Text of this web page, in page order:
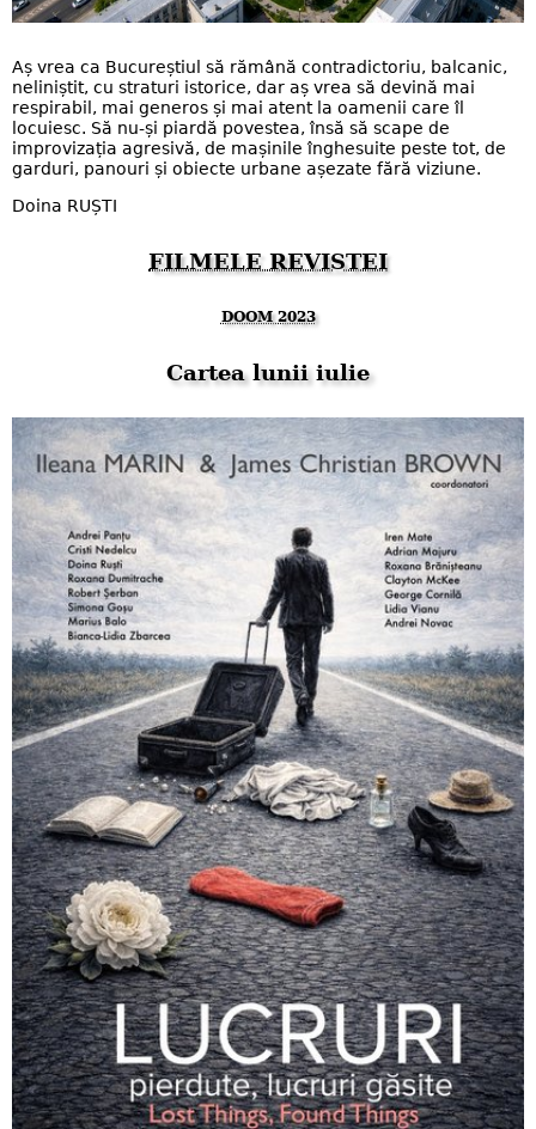
Aș vrea ca Bucureștiul să rămână contradictoriu, balcanic,
neliniștit, cu straturi istorice, dar aș vrea să devină mai
respirabil, mai generos și mai atent la oamenii care îl
locuiesc. Să nu-și piardă povestea, însă să scape de
improvizația agresivă, de mașinile înghesuite peste tot, de
garduri, panouri și obiecte urbane așezate fără viziune.
Doina RUȘTI
FILMELE REVISTEI
DOOM 2023
Cartea lunii iulie